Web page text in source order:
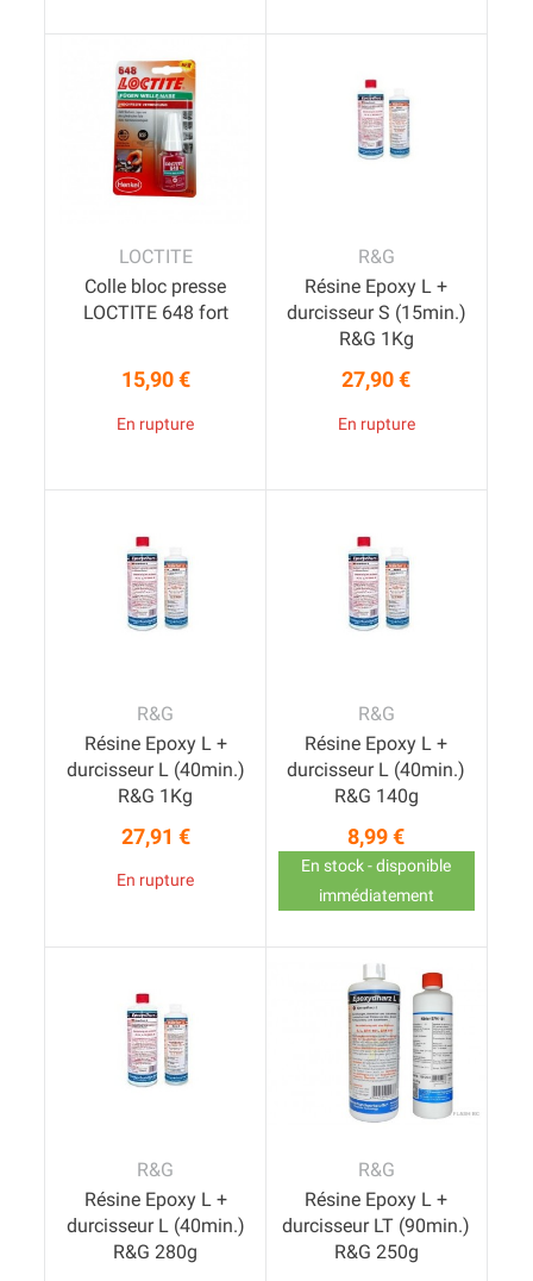
LOCTITE
Colle bloc presse
LOCTITE 648 fort
Prix
15,90 €
En rupture
R&G
Résine Epoxy L +
durcisseur S (15min.)
R&G 1Kg
Prix
27,90 €
En rupture
R&G
Résine Epoxy L +
durcisseur L (40min.)
R&G 1Kg
Prix
27,91 €
En rupture
R&G
Résine Epoxy L +
durcisseur L (40min.)
R&G 140g
Prix
8,99 €
En stock - disponible
immédiatement
R&G
Résine Epoxy L +
durcisseur L (40min.)
R&G 280g
R&G
Résine Epoxy L +
durcisseur LT (90min.)
R&G 250g